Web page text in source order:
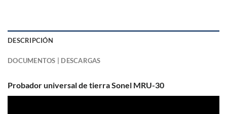
DESCRIPCIÓN
DOCUMENTOS | DESCARGAS
Probador universal de tierra Sonel MRU-30